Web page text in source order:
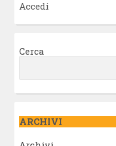
Accedi
Cerca
ARCHIVI